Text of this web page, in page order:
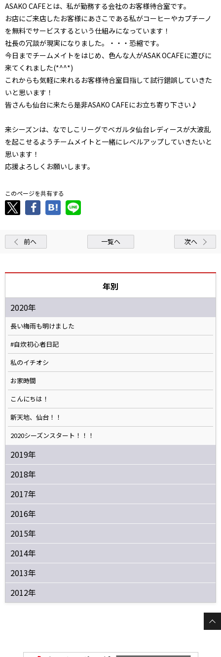
ASAKO CAFEとは、私が勤務する会社のお客様待合室です。
お店にご来店したお客様にあさこである私がコーヒーやカプチーノ
を無料でサービスするという仕組みになっています！
社長の冗談が現実になりました。・・・恐縮です。
今日までチームメイトをはじめ、色んな人がASAK OCAFEに遊びに
来てくれました(*^^*)
これからも気軽に来れるお客様待合室目指して試行錯誤していきた
いと思います！
皆さんも仙台に来たら是非ASAKO CAFEにお立ち寄り下さい♪
来シーズンは、なでしこリーグでベガルタ仙台レディースが大波乱
を起こせるようチームメイトと一緒にレベルアップしていきたいと
思います！
応援よろしくお願いします。
このページを共有する
前へ 一覧へ 次へ
年別
2020年
長い梅雨も明けました
#自炊初心者日記
私のイチオシ
お家時間
こんにちは！
新天地、仙台！！
2020シーズンスタート！！！
2019年
2018年
2017年
2016年
2015年
2014年
2013年
2012年